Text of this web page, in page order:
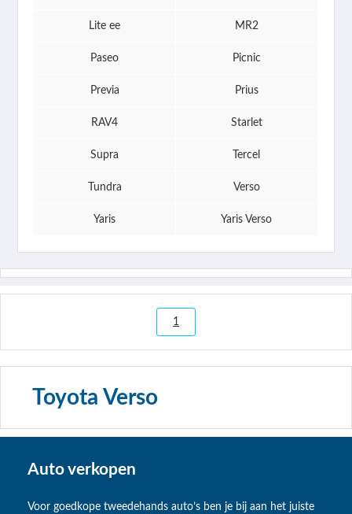
Lite ee MR2
Paseo Picnic
Previa Prius
RAV4 Starlet
Supra Tercel
Tundra Verso
Yaris Yaris Verso
1
Toyota Verso
Auto verkopen
Voor goedkope tweedehands auto’s ben je bij aan het juiste